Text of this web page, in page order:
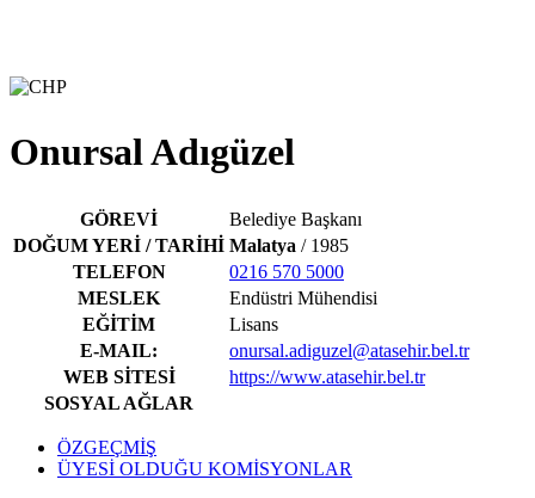
Onursal Adıgüzel
GÖREVİ
Belediye Başkanı
DOĞUM YERİ / TARİHİ Malatya / 1985
TELEFON
0216 570 5000
MESLEK
Endüstri Mühendisi
EĞİTİM
Lisans
E-MAIL:
onursal.adiguzel@atasehir.bel.tr
WEB SİTESİ
https://www.atasehir.bel.tr
SOSYAL AĞLAR
ÖZGEÇMİŞ
ÜYESİ OLDUĞU KOMİSYONLAR